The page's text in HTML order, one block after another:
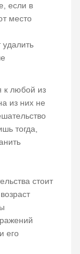
если в
место
к любой из
из них не
тогда,
стоит
его